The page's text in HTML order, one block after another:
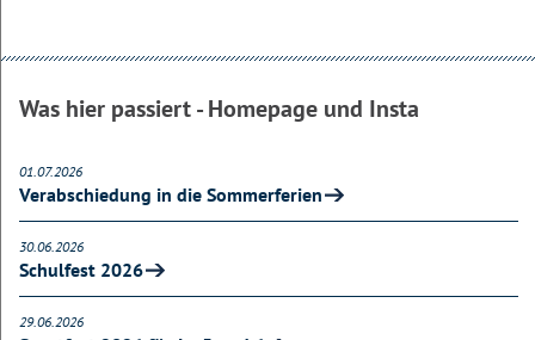
Was hier passiert - Homepage und Insta
01.07.2026
Verabschiedung in die Sommerferien
30.06.2026
Schulfest 2026
29.06.2026